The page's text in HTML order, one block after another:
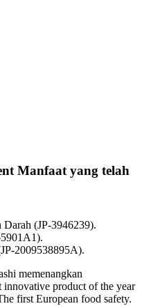
Manfaat yang telah
Darah (JP-3946239).
2009538895A).
memenangkan
innovative product of the year
first European food safety.